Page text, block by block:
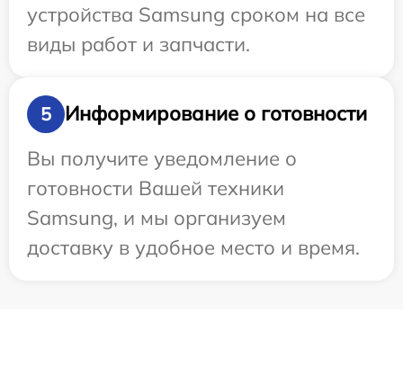
устройства Samsung сроком на все
виды работ и запчасти.
5
Информирование о готовности
Вы получите уведомление о
готовности Вашей техники
Samsung, и мы организуем
доставку в удобное место и время.